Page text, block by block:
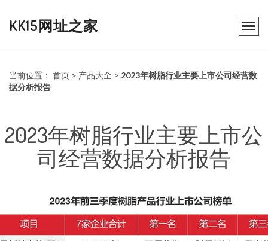
KK15网址之家
当前位置： 首页 > 产品大全 > 2023年树脂行业主要上市公司经营数
据分析报告
2023年树脂行业主要上市公
司经营数据分析报告